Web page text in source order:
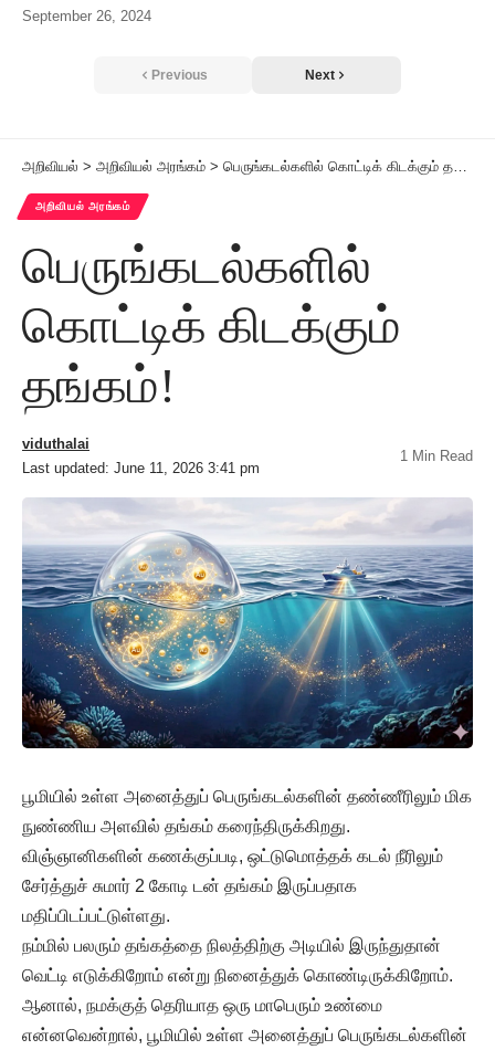
September 26, 2024
Previous Next
அறிவியல் > அறிவியல் அரங்கம் > பெருங்கடல்களில் கொட்டிக் கிடக்கும் தங்கம்!
அறிவியல் அரங்கம்
பெருங்கடல்களில்
கொட்டிக் கிடக்கும்
தங்கம்!
Last updated: June 11, 2026 3:41 pm
viduthalai
1 Min Read
பூமியில் உள்ள அனைத்துப் பெருங்கடல்களின் தண்ணீரிலும் மிக
நுண்ணிய அளவில் தங்கம் கரைந்திருக்கிறது.
விஞ்ஞானிகளின் கணக்குப்படி, ஒட்டுமொத்தக் கடல் நீரிலும்
சேர்த்துச் சுமார் 2 கோடி டன் தங்கம் இருப்பதாக
மதிப்பிடப்பட்டுள்ளது.
நம்மில் பலரும் தங்கத்தை நிலத்திற்கு அடியில் இருந்துதான்
வெட்டி எடுக்கிறோம் என்று நினைத்துக் கொண்டிருக்கிறோம்.
ஆனால், நமக்குத் தெரியாத ஒரு மாபெரும் உண்மை
என்னவென்றால், பூமியில் உள்ள அனைத்துப் பெருங்கடல்களின்